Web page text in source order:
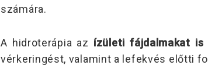
számára.
A hidroterápia az ízületi fájdalmakat is
vérkeringést, valamint a lefekvés előtti